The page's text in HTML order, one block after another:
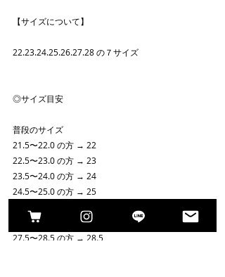
【サイズについて】
22.23.24.25.26.27.28 の７サイズ
◎サイズ目安
普段のサイズ
21.5〜22.0 の方 → 22
22.5〜23.0 の方 → 23
23.5〜24.0 の方 → 24
24.5〜25.0 の方 → 25
26.5〜27.0 の方 → 27
27.5〜28.5 の方 → 28.5